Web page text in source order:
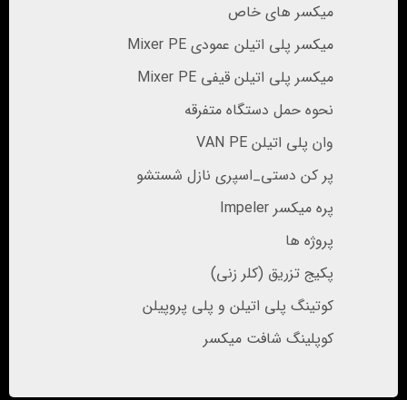
میکسر های خاص
میکسر پلی اتیلن عمودی Mixer PE
میکسر پلی اتیلن قیفی Mixer PE
نحوه حمل دستگاه متفرقه
وان پلی اتیلن VAN PE
پر کن دستی_اسپری نازل شستشو
پره میکسر Impeler
پروژه ها
پکیج تزریق (کلر زنی)
کوتینگ پلی اتیلن و پلی پروپیلن
کوپلینگ شافت میکسر